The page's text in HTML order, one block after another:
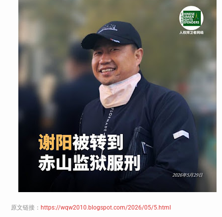
原文链接： https://wqw2010.blogspot.com/2026/05/5.html